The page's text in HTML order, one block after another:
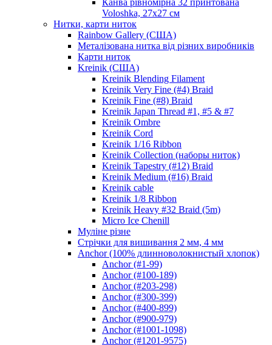
Voloshka, 27х27 см
Нитки, карти ниток
Rainbow Gallery (США)
Металізована нитка від різних виробників
Карти ниток
Kreinik (США)
Kreinik Blending Filament
Kreinik Very Fine (#4) Braid
Kreinik Fine (#8) Braid
Kreinik Japan Thread #1, #5 & #7
Kreinik Ombre
Kreinik Cord
Kreinik 1/16 Ribbon
Kreinik Collection (наборы ниток)
Kreinik Tapestry (#12) Braid
Kreinik Medium (#16) Braid
Kreinik cable
Kreinik 1/8 Ribbon
Kreinik Heavy #32 Braid (5m)
Micro Ice Chenill
Муліне різне
Стрічки для вишивання 2 мм, 4 мм
Anchor (100% длинноволокнистый хлопок)
Anchor (#1-99)
Anchor (#100-189)
Anchor (#203-298)
Anchor (#300-399)
Anchor (#400-899)
Anchor (#900-979)
Anchor (#1001-1098)
Anchor (#1201-9575)